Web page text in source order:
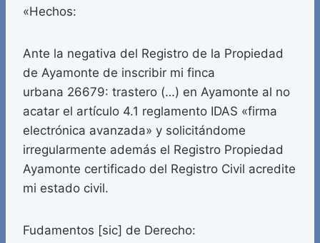
«Hechos:
Ante la negativa del Registro de la Propiedad
de Ayamonte de inscribir mi finca
urbana 26679: trastero (…) en Ayamonte al no
acatar el artículo 4.1 reglamento IDAS «firma
electrónica avanzada» y solicitándome
irregularmente además el Registro Propiedad
Ayamonte certificado del Registro Civil acredite
mi estado civil.
Fudamentos [sic] de Derecho: